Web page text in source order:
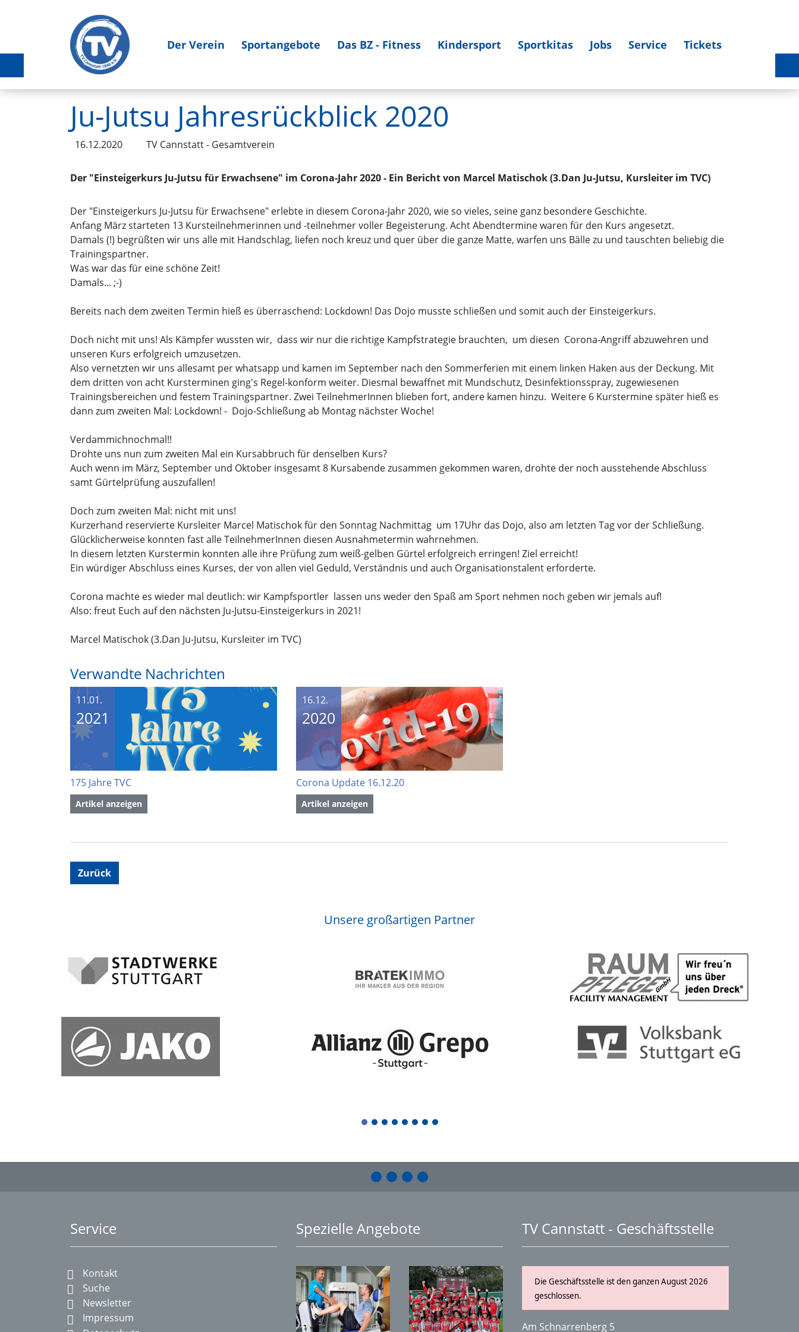
Der Verein Sportangebote Das BZ - Fitness Kindersport Sportkitas Jobs Service Tickets
Ju-Jutsu Jahresrückblick 2020
16.12.2020 TV Cannstatt - Gesamtverein
Der "Einsteigerkurs Ju-Jutsu für Erwachsene" im Corona-Jahr 2020 - Ein Bericht von Marcel Matischok (3.Dan Ju-Jutsu, Kursleiter im TVC)
Der "Einsteigerkurs Ju-Jutsu für Erwachsene" erlebte in diesem Corona-Jahr 2020, wie so vieles, seine ganz besondere Geschichte.
Anfang März starteten 13 Kursteilnehmerinnen und -teilnehmer voller Begeisterung. Acht Abendtermine waren für den Kurs angesetzt.
Damals (!) begrüßten wir uns alle mit Handschlag, liefen noch kreuz und quer über die ganze Matte, warfen uns Bälle zu und tauschten beliebig die
Trainingspartner.
Was war das für eine schöne Zeit!
Damals... ;-)
Bereits nach dem zweiten Termin hieß es überraschend: Lockdown! Das Dojo musste schließen und somit auch der Einsteigerkurs.
Doch nicht mit uns! Als Kämpfer wussten wir, dass wir nur die richtige Kampfstrategie brauchten, um diesen Corona-Angriff abzuwehren und
unseren Kurs erfolgreich umzusetzen.
Also vernetzten wir uns allesamt per whatsapp und kamen im September nach den Sommerferien mit einem linken Haken aus der Deckung. Mit
dem dritten von acht Kursterminen ging's Regel-konform weiter. Diesmal bewaffnet mit Mundschutz, Desinfektionsspray, zugewiesenen
Trainingsbereichen und festem Trainingspartner. Zwei TeilnehmerInnen blieben fort, andere kamen hinzu. Weitere 6 Kurstermine später hieß es
dann zum zweiten Mal: Lockdown! - Dojo-Schließung ab Montag nächster Woche!
Verdammichnochmal!!
Drohte uns nun zum zweiten Mal ein Kursabbruch für denselben Kurs?
Auch wenn im März, September und Oktober insgesamt 8 Kursabende zusammen gekommen waren, drohte der noch ausstehende Abschluss
samt Gürtelprüfung auszufallen!
Doch zum zweiten Mal: nicht mit uns!
Kurzerhand reservierte Kursleiter Marcel Matischok für den Sonntag Nachmittag um 17Uhr das Dojo, also am letzten Tag vor der Schließung.
Glücklicherweise konnten fast alle TeilnehmerInnen diesen Ausnahmetermin wahrnehmen.
In diesem letzten Kurstermin konnten alle ihre Prüfung zum weiß-gelben Gürtel erfolgreich erringen! Ziel erreicht!
Ein würdiger Abschluss eines Kurses, der von allen viel Geduld, Verständnis und auch Organisationstalent erforderte.
Corona machte es wieder mal deutlich: wir Kampfsportler lassen uns weder den Spaß am Sport nehmen noch geben wir jemals auf!
Also: freut Euch auf den nächsten Ju-Jutsu-Einsteigerkurs in 2021!
Marcel Matischok (3.Dan Ju-Jutsu, Kursleiter im TVC)
Verwandte Nachrichten
11.01.
2021
175 Jahre TVC
Artikel anzeigen
16.12.
2020
Corona Update 16.12.20
Artikel anzeigen
Zurück
Unsere großartigen Partner
1 2 3 4 5 6 7 8
Service
Kontakt
Suche
Newsletter
Impressum
Spezielle Angebote TV Cannstatt - Geschäftsstelle
Die Geschäftsstelle ist den ganzen August 2026
geschlossen.
Am Schnarrenberg 5